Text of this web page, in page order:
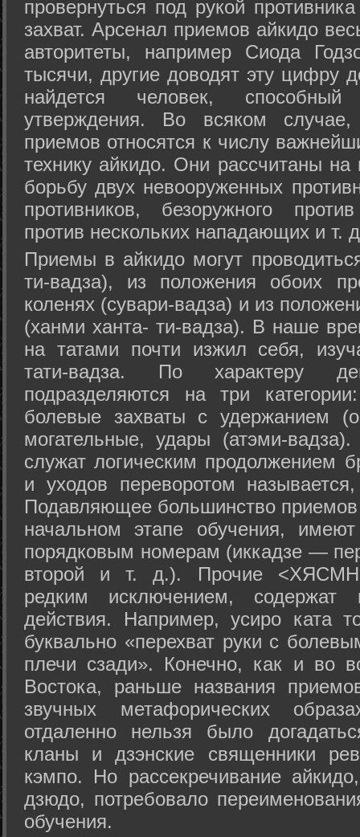
провернуться под рукой
захват. Арсенал приемов айкидо
авторитеты, например Сиода
тысячи, другие доводят эту цифру
найдется человек,
утверждения. Во всяком
приемов относятся к числу
технику айкидо. Они рассчитаны
борьбу двух невооруженных
противников, безоружного
против нескольких нападающих и т.
Приемы в айкидо могут
ти-вадза), из положения обоих
коленях (сувари-вадза) и из
(ханми ханта- ти-вадза). В наше
на татами почти изжил себя,
тати-вадза. По характеру
подразделяются на три
болевые захваты с удержанием
могательные, удары (атэми-
служат логическим продолжением
и уходов переворотом
Подавляющее большинство
начальном этапе обучения,
порядковым номерам (иккадзе —
второй и т. д.). Прочие
редким исключением, содержат
действия. Например, усиро ката
буквально «перехват руки с
плечи сзади». Конечно, как и во
Востока, раньше названия
звучных метафорических
отдаленно нельзя было
кланы и дзэнские священники
кэмпо. Но рассекречивание
дзюдо, потребовало
обучения.